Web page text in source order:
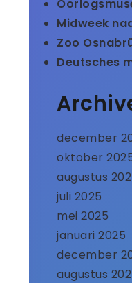
Midweek
Zoo
Deutsches
december
oktober
augustus
juli 2025
mei 2025
januari 2025
december
augustus